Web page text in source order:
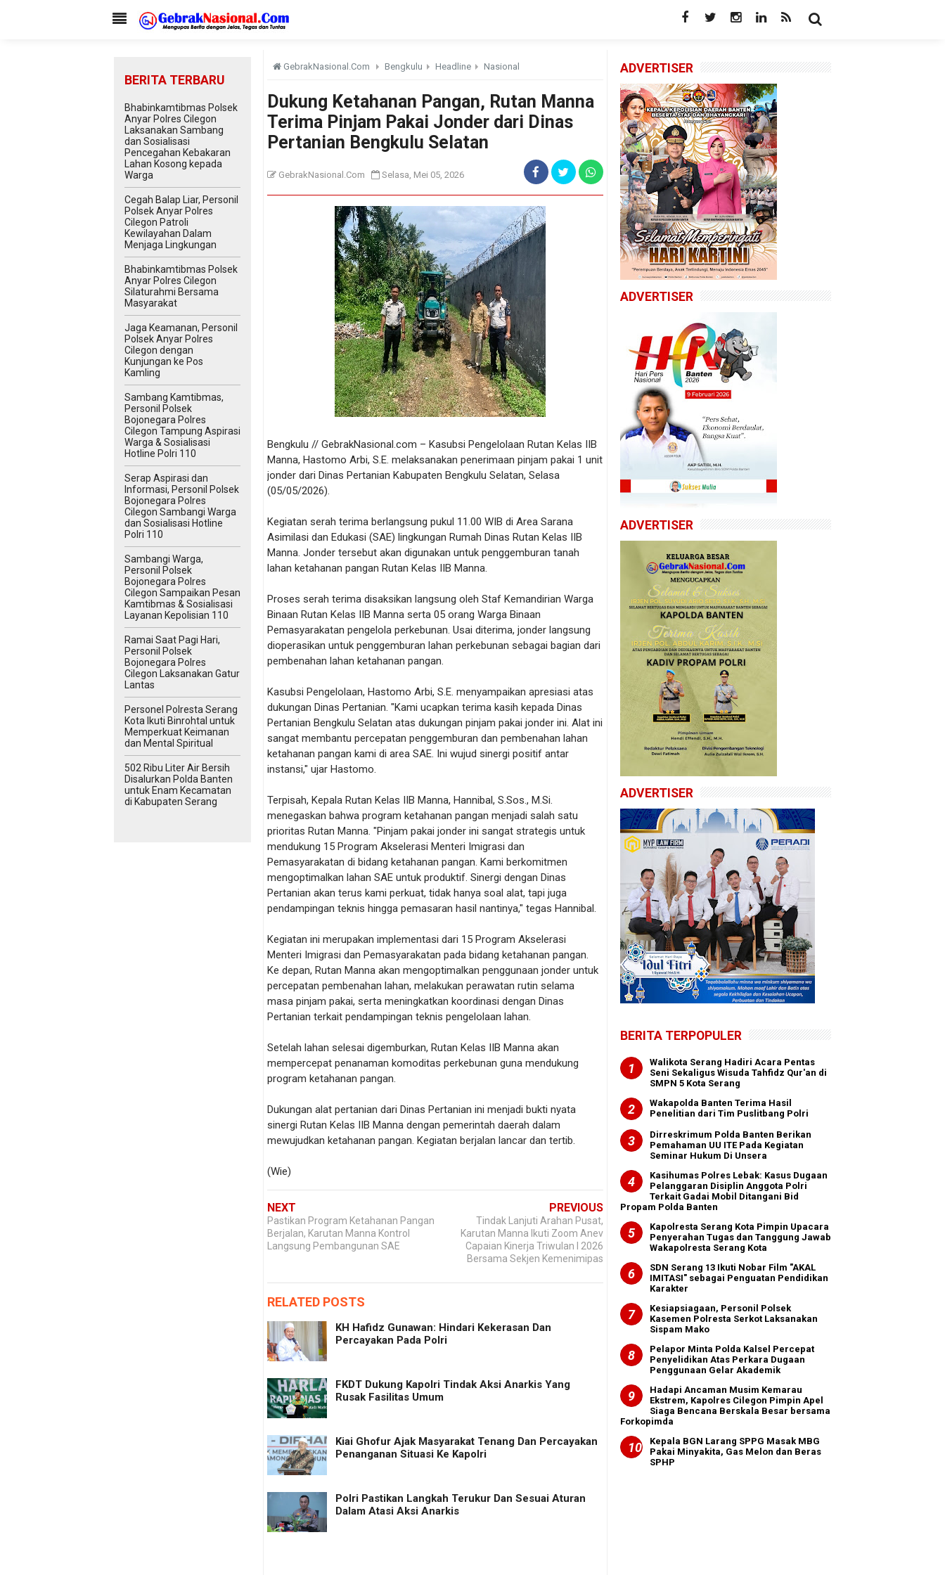
GebrakNasional.Com Bengkulu Headline Nasional
Dukung Ketahanan Pangan, Rutan Manna
Terima Pinjam Pakai Jonder dari Dinas
Pertanian Bengkulu Selatan
GebrakNasional.Com Selasa, Mei 05, 2026
Bengkulu // GebrakNasional.com – Kasubsi Pengelolaan Rutan Kelas IIB
Manna, Hastomo Arbi, S.E. melaksanakan penerimaan pinjam pakai 1 unit
jonder dari Dinas Pertanian Kabupaten Bengkulu Selatan, Selasa
(05/05/2026).
Kegiatan serah terima berlangsung pukul 11.00 WIB di Area Sarana
Asimilasi dan Edukasi (SAE) lingkungan Rumah Dinas Rutan Kelas IIB
Manna. Jonder tersebut akan digunakan untuk penggemburan tanah
lahan ketahanan pangan Rutan Kelas IIB Manna.
Proses serah terima disaksikan langsung oleh Staf Kemandirian Warga
Binaan Rutan Kelas IIB Manna serta 05 orang Warga Binaan
Pemasyarakatan pengelola perkebunan. Usai diterima, jonder langsung
dioperasikan untuk penggemburan lahan perkebunan sebagai bagian dari
pembenahan lahan ketahanan pangan.
Kasubsi Pengelolaan, Hastomo Arbi, S.E. menyampaikan apresiasi atas
dukungan Dinas Pertanian. "Kami ucapkan terima kasih kepada Dinas
Pertanian Bengkulu Selatan atas dukungan pinjam pakai jonder ini. Alat ini
sangat membantu percepatan penggemburan dan pembenahan lahan
ketahanan pangan kami di area SAE. Ini wujud sinergi positif antar
instansi," ujar Hastomo.
Terpisah, Kepala Rutan Kelas IIB Manna, Hannibal, S.Sos., M.Si.
menegaskan bahwa program ketahanan pangan menjadi salah satu
prioritas Rutan Manna. "Pinjam pakai jonder ini sangat strategis untuk
mendukung 15 Program Akselerasi Menteri Imigrasi dan
Pemasyarakatan di bidang ketahanan pangan. Kami berkomitmen
mengoptimalkan lahan SAE untuk produktif. Sinergi dengan Dinas
Pertanian akan terus kami perkuat, tidak hanya soal alat, tapi juga
pendampingan teknis hingga pemasaran hasil nantinya," tegas Hannibal.
Kegiatan ini merupakan implementasi dari 15 Program Akselerasi
Menteri Imigrasi dan Pemasyarakatan pada bidang ketahanan pangan.
Ke depan, Rutan Manna akan mengoptimalkan penggunaan jonder untuk
percepatan pembenahan lahan, melakukan perawatan rutin selama
masa pinjam pakai, serta meningkatkan koordinasi dengan Dinas
Pertanian terkait pendampingan teknis pengelolaan lahan.
Setelah lahan selesai digemburkan, Rutan Kelas IIB Manna akan
mempercepat penanaman komoditas perkebunan guna mendukung
program ketahanan pangan.
Dukungan alat pertanian dari Dinas Pertanian ini menjadi bukti nyata
sinergi Rutan Kelas IIB Manna dengan pemerintah daerah dalam
mewujudkan ketahanan pangan. Kegiatan berjalan lancar dan tertib.
(Wie)
NEXT
Pastikan Program Ketahanan Pangan
Berjalan, Karutan Manna Kontrol
Langsung Pembangunan SAE
PREVIOUS
Tindak Lanjuti Arahan Pusat,
Karutan Manna Ikuti Zoom Anev
Capaian Kinerja Triwulan I 2026
Bersama Sekjen Kemenimipas
RELATED POSTS
KH Hafidz Gunawan: Hindari Kekerasan Dan
Percayakan Pada Polri
FKDT Dukung Kapolri Tindak Aksi Anarkis Yang
Rusak Fasilitas Umum
Kiai Ghofur Ajak Masyarakat Tenang Dan Percayakan
Penanganan Situasi Ke Kapolri
Polri Pastikan Langkah Terukur Dan Sesuai Aturan
Dalam Atasi Aksi Anarkis
BERITA TERBARU
Bhabinkamtibmas Polsek
Anyar Polres Cilegon
Laksanakan Sambang
dan Sosialisasi
Pencegahan Kebakaran
Lahan Kosong kepada
Warga
Cegah Balap Liar, Personil
Polsek Anyar Polres
Cilegon Patroli
Kewilayahan Dalam
Menjaga Lingkungan
Bhabinkamtibmas Polsek
Anyar Polres Cilegon
Silaturahmi Bersama
Masyarakat
Jaga Keamanan, Personil
Polsek Anyar Polres
Cilegon dengan
Kunjungan ke Pos
Kamling
Sambang Kamtibmas,
Personil Polsek
Bojonegara Polres
Cilegon Tampung Aspirasi
Warga & Sosialisasi
Hotline Polri 110
Serap Aspirasi dan
Informasi, Personil Polsek
Bojonegara Polres
Cilegon Sambangi Warga
dan Sosialisasi Hotline
Polri 110
Sambangi Warga,
Personil Polsek
Bojonegara Polres
Cilegon Sampaikan Pesan
Kamtibmas & Sosialisasi
Layanan Kepolisian 110
Ramai Saat Pagi Hari,
Personil Polsek
Bojonegara Polres
Cilegon Laksanakan Gatur
Lantas
Personel Polresta Serang
Kota Ikuti Binrohtal untuk
Memperkuat Keimanan
dan Mental Spiritual
502 Ribu Liter Air Bersih
Disalurkan Polda Banten
untuk Enam Kecamatan
di Kabupaten Serang
ADVERTISER
ADVERTISER
ADVERTISER
ADVERTISER
BERITA TERPOPULER
Walikota Serang Hadiri Acara Pentas
Seni Sekaligus Wisuda Tahfidz Qur'an di
SMPN 5 Kota Serang
Wakapolda Banten Terima Hasil
Penelitian dari Tim Puslitbang Polri
Dirreskrimum Polda Banten Berikan
Pemahaman UU ITE Pada Kegiatan
Seminar Hukum Di Unsera
Kasihumas Polres Lebak: Kasus Dugaan
Pelanggaran Disiplin Anggota Polri
Terkait Gadai Mobil Ditangani Bid
Propam Polda Banten
Kapolresta Serang Kota Pimpin Upacara
Penyerahan Tugas dan Tanggung Jawab
Wakapolresta Serang Kota
SDN Serang 13 Ikuti Nobar Film "AKAL
IMITASI" sebagai Penguatan Pendidikan
Karakter
Kesiapsiagaan, Personil Polsek
Kasemen Polresta Serkot Laksanakan
Sispam Mako
Pelapor Minta Polda Kalsel Percepat
Penyelidikan Atas Perkara Dugaan
Penggunaan Gelar Akademik
Hadapi Ancaman Musim Kemarau
Ekstrem, Kapolres Cilegon Pimpin Apel
Siaga Bencana Berskala Besar bersama
Forkopimda
Kepala BGN Larang SPPG Masak MBG
Pakai Minyakita, Gas Melon dan Beras
SPHP